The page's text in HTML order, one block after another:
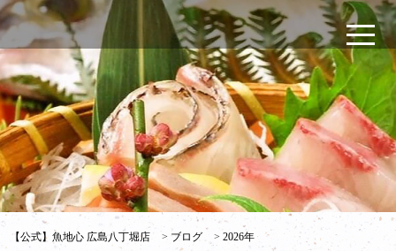
【公式】魚地心 広島八丁堀店 > ブログ >2026年